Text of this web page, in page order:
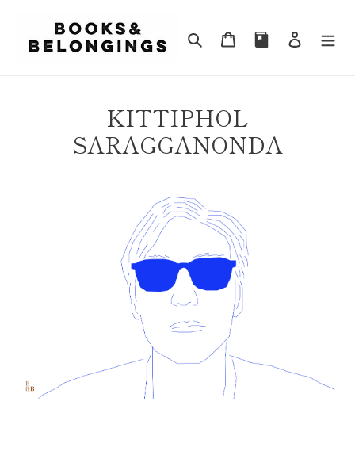
ค้นหา ตะกร้าสินค้า เข้าสู่ร
KITTIPHOL
SARAGGANONDA